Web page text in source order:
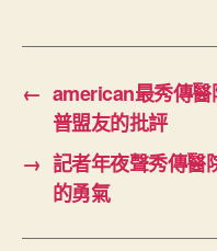
← american最秀傳
普盟友的批評
→ 記者年夜聲秀傳醫
的勇氣